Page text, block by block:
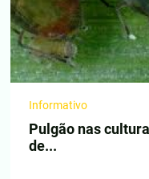
Informativo
Pulgão nas
de...